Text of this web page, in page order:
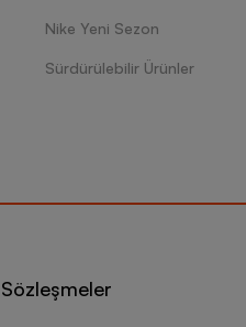
Nike Yeni Sezon
Sürdürülebilir Ürünler
Sözleşmeler